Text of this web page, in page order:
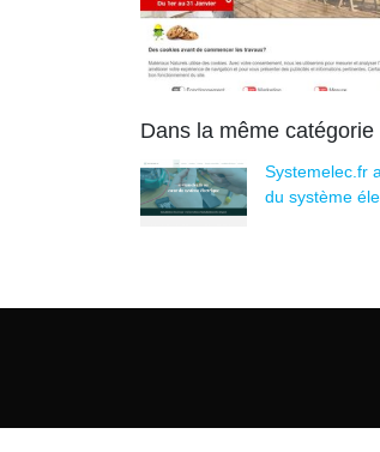
Dans la même catégorie
Systemelec.fr
du système